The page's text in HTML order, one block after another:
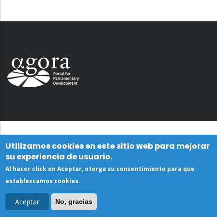
Utilizamos cookies en este sitio web para mejorar
su experiencia de usuario.
Al hacer click en Aceptar, otorga su consentimiento para que
establezcamos cookies.
Aceptar No, gracias